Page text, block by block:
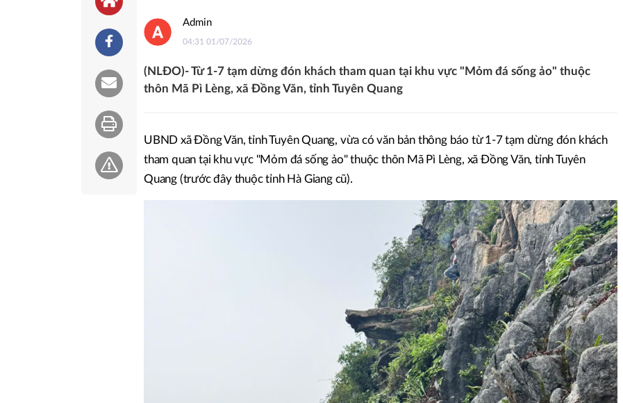
Admin
04:31 01/07/2026
(NLĐO)- Từ 1-7 tạm dừng đón khách tham quan tại khu vực "Mỏm đá sống ảo" thuộc
thôn Mã Pì Lèng, xã Đồng Văn, tỉnh Tuyên Quang
UBND xã Đồng Văn, tỉnh Tuyên Quang, vừa có văn bản thông báo từ 1-7 tạm dừng đón khách
tham quan tại khu vực "Mỏm đá sống ảo" thuộc thôn Mã Pì Lèng, xã Đồng Văn, tỉnh Tuyên
Quang (trước đây thuộc tỉnh Hà Giang cũ).